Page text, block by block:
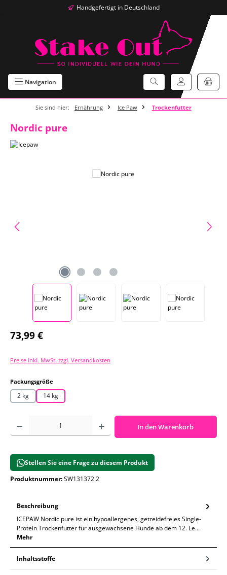
Zum Hauptinhalt springenHandgefertigt in Deutschland
Navigation
Sie sind hier: Ernährung Ice Paw Trockenfutter
Nordic pure
Regulärer Preis:
73,99 €
Preise inkl. MwSt. zzgl. Versandkosten
Packungsgröße
2 kg 14 kg
Produkt Anzahl: Gib den gewünschten Wert ein oder benutze die
In den Warenkorb
Stellen Sie eine Frage zu diesem Produkt
Produktnummer:SW131372.2
Beschreibung
ICEPAW Nordic pure ist ein hypoallergenes, getreidefreies Single-
Protein Trockenfutter für ausgewachsene Hunde ab dem 12. Le…
Mehr
Inhaltsstoffe